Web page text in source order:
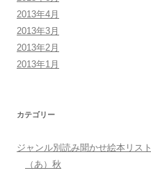
2013年4月
2013年3月
2013年2月
2013年1月
カテゴリー
ジャンル別読み聞かせ絵本リスト
（あ）秋